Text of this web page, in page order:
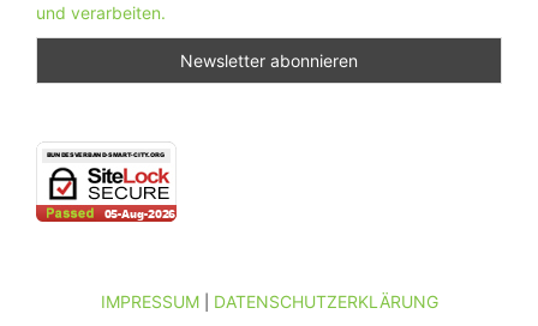
und verarbeiten.
IMPRESSUM| DATENSCHUTZERKLÄRUNG